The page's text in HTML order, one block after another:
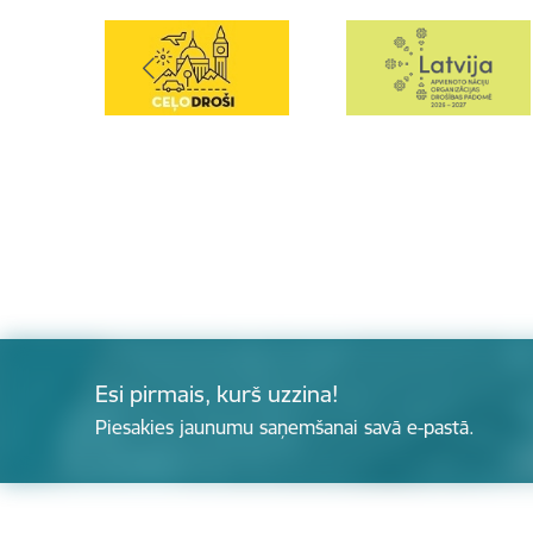
Esi pirmais, kurš uzzina!
Piesakies jaunumu saņemšanai savā e-pastā.